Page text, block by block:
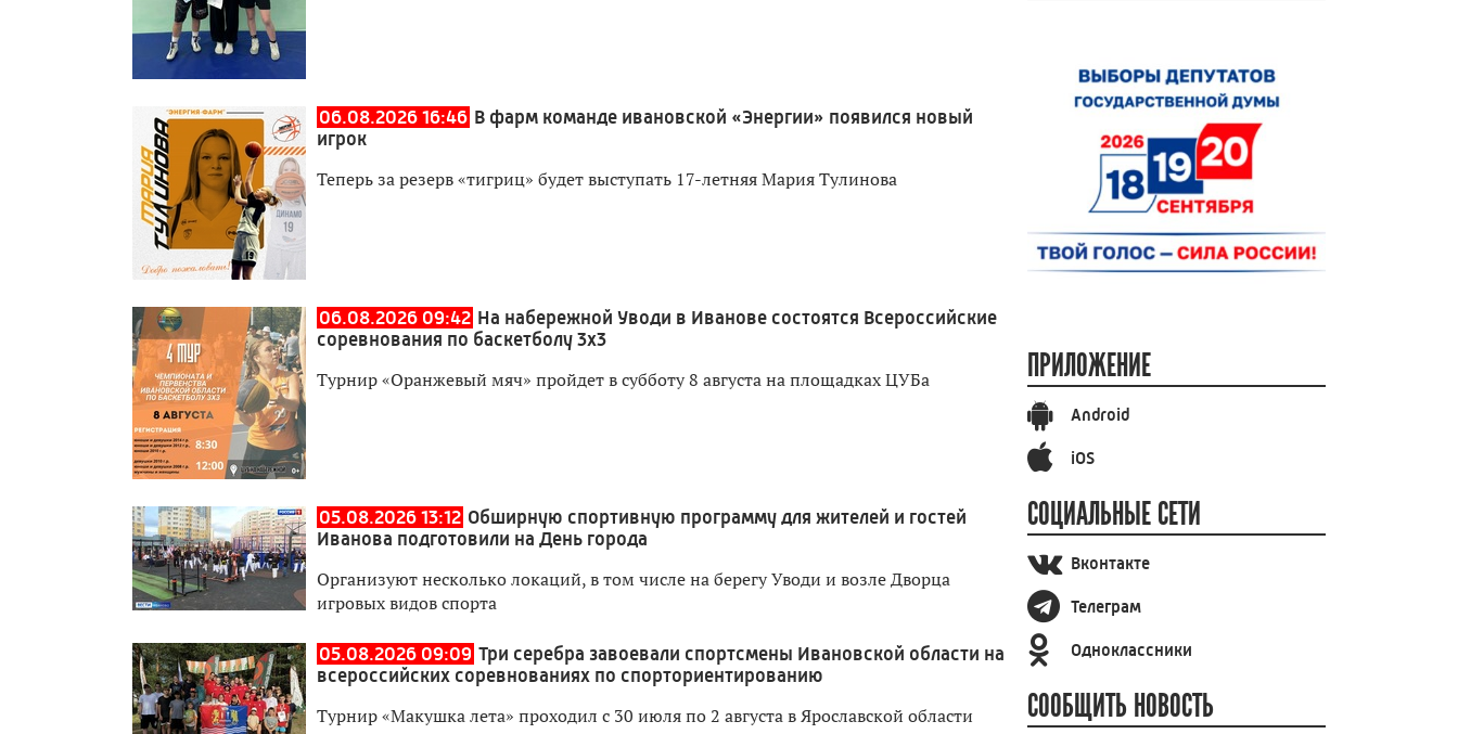
06.08.2026 16:46 В фарм команде ивановской «Энергии» появился новый
игрок
Теперь за резерв «тигриц» будет выступать 17-летняя Мария Тулинова
06.08.2026 09:42 На набережной Уводи в Иванове состоятся Всероссийские
соревнования по баскетболу 3x3
Турнир «Оранжевый мяч» пройдет в субботу 8 августа на площадках ЦУБа
05.08.2026 13:12 Обширную спортивную программу для жителей и гостей
Иванова подготовили на День города
Организуют несколько локаций, в том числе на берегу Уводи и возле Дворца
игровых видов спорта
05.08.2026 09:09 Три серебра завоевали спортсмены Ивановской области на
всероссийских соревнованиях по спорториентированию
Турнир «Макушка лета» проходил с 30 июля по 2 августа в Ярославской области
ПРИЛОЖЕНИЕ
Android
iOS
СОЦИАЛЬНЫЕ СЕТИ
Вконтакте
Телеграм
Одноклассники
СООБЩИТЬ НОВОСТЬ